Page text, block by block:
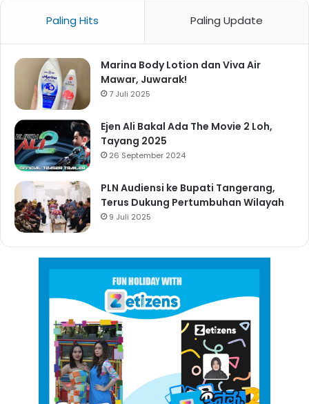
Paling Hits Paling Update
Marina Body Lotion dan Viva Air
Mawar, Juwarak!
7 Juli 2025
Ejen Ali Bakal Ada The Movie 2 Loh,
Tayang 2025
26 September 2024
PLN Audiensi ke Bupati Tangerang,
Terus Dukung Pertumbuhan Wilayah
9 Juli 2025